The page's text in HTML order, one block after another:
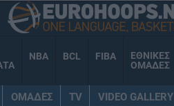
NBA BCL FIBA
ΕΘΝΙΚΕΣ
ΟΜΑΔΕΣ
ΟΜΑΔΕΣ TV VIDEO GALLERY